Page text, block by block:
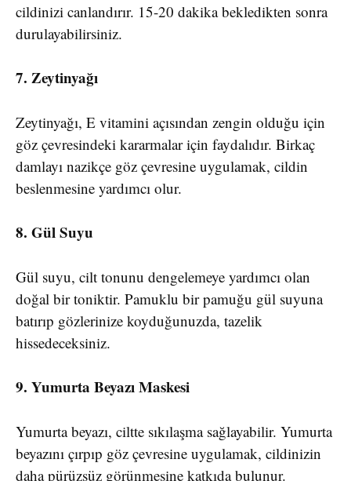
cildinizi canlandırır. 15-20 dakika bekledikten sonra
durulayabilirsiniz.
7. Zeytinyağı
Zeytinyağı, E vitamini açısından zengin olduğu için
göz çevresindeki kararmalar için faydalıdır. Birkaç
damlayı nazikçe göz çevresine uygulamak, cildin
beslenmesine yardımcı olur.
8. Gül Suyu
Gül suyu, cilt tonunu dengelemeye yardımcı olan
doğal bir toniktir. Pamuklu bir pamuğu gül suyuna
batırıp gözlerinize koyduğunuzda, tazelik
hissedeceksiniz.
9. Yumurta Beyazı Maskesi
Yumurta beyazı, ciltte sıkılaşma sağlayabilir. Yumurta
beyazını çırpıp göz çevresine uygulamak, cildinizin
daha pürüzsüz görünmesine katkıda bulunur.